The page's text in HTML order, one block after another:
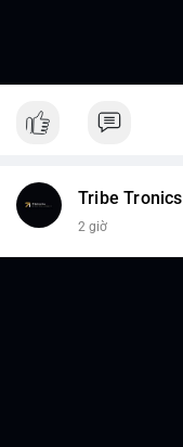
Tribe Tronics
2 giờ